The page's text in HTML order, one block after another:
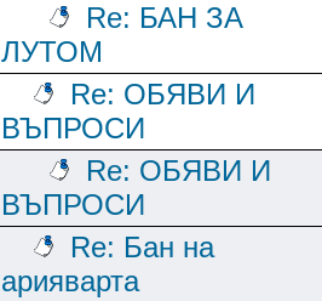
Re: БАН ЗА
ЛУТОМ
Re: ОБЯВИ И
ВЪПРОСИ
Re: ОБЯВИ И
ВЪПРОСИ
Re: Бан на
арияварта